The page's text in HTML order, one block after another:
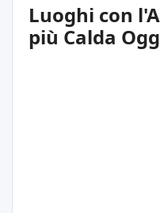
Luoghi con
più Calda